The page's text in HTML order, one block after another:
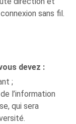
sans fil.
devez :
;
l’information
qui sera